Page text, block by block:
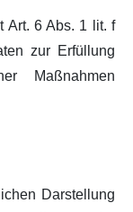
Art. 6 Abs. 1 lit. f
zur Erfüllung
Maßnahmen
Darstellung